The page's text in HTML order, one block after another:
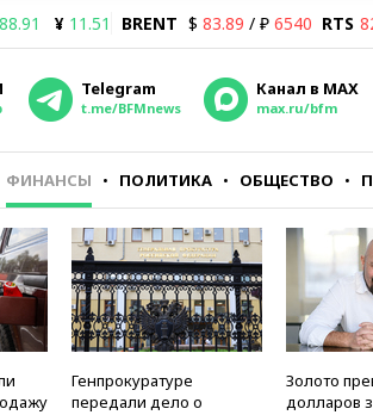
88.91 ¥ 11.51 BRENT $ 83.89 / ₽ 6540 RTS
Telegram
t.me/BFMnews
Канал в MAX
max.ru/bfm
ФИНАНСЫ ПОЛИТИКА ОБЩЕСТВО
Генпрокуратуре
передали дело о
Золото
долларов